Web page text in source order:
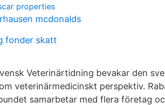
properties
mcdonalds
fonder skatt
Veterinärtidning bevakar den
veterinärmedicinskt perspektiv.
samarbetar med flera företag